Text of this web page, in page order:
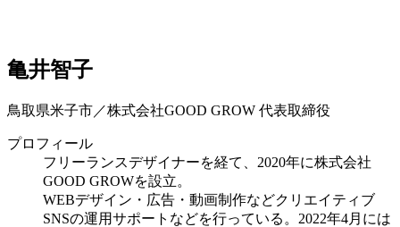
亀井智子
鳥取県米子市／株式会社GOOD GROW 代表取締役
プロフィール
フリーランスデザイナーを経て、2020年に株式会社
GOOD GROWを設立。
WEBデザイン・広告・動画制作などクリエイティブ
SNSの運用サポートなどを行っている。2022年4月には